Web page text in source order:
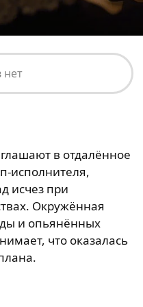
нет
в отдалённое
исполнителя,
исчез при
Окружённая
и опьянённых
что оказалась